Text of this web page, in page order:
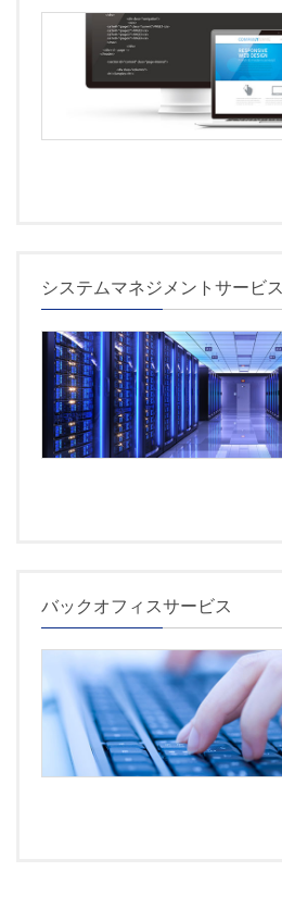
システムマネジメントサービス
バックオフィスサービス